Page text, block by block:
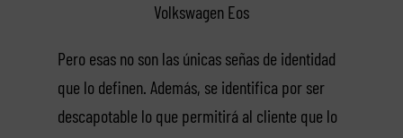
Volkswagen Eos
Pero esas no son las únicas señas de identidad
que lo definen. Además, se identifica por ser
descapotable lo que permitirá al cliente que lo